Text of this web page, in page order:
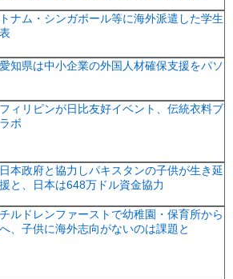
ナム・シンガポール等に海外派遣した学生
知県は中小企業の外国人材確保支援をパソ
ィリピンが日比友好イベント、伝統衣料ブ
ボ
本政府と協力しパキスタンの子供が生き延
と、日本は648万ドル資金協力
ルドレンファーストで幼稚園・保育所から
、子供に海外志向がないのは課題と